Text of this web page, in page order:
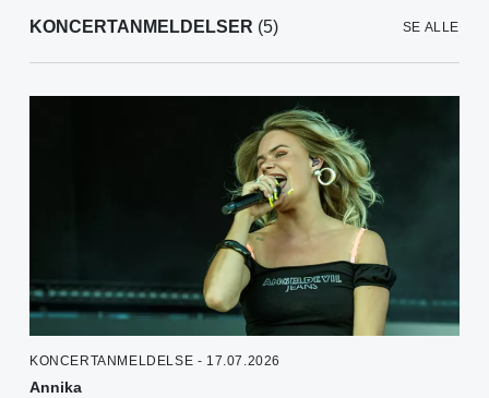
KONCERTANMELDELSER (5) SE ALLE
KONCERTANMELDELSE - 17.07.2026
Annika